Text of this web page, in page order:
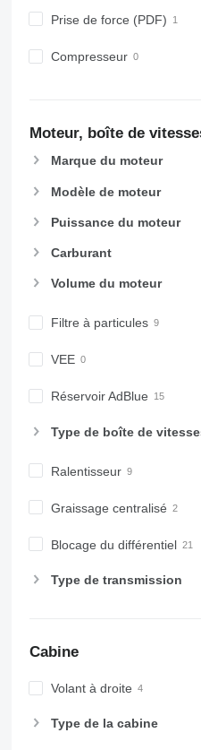
Prise de force (PDF)
Compresseur
Moteur, boîte de
Marque du moteur
Modèle de moteur
Puissance du moteur
Carburant
Volume du moteur
Filtre à particules
VEE
Réservoir AdBlue
Type de boîte de
Ralentisseur
Graissage centralisé
Blocage du différentiel
Type de transmission
Cabine
Volant à droite
Type de la cabine